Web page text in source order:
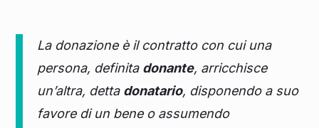
La donazione è il contratto con cui una
persona, definita donante, arricchisce
un’altra, detta donatario, disponendo a suo
favore di un bene o assumendo